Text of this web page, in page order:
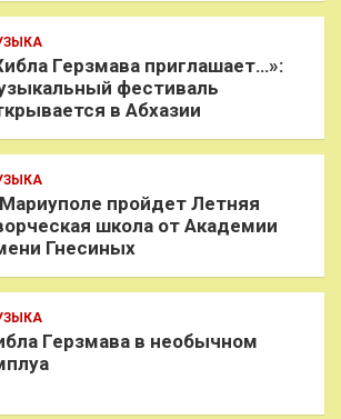
Герзмава приглашает…»:
фестиваль
в Абхазии
пройдет Летняя
школа от Академии
Гнесиных
Герзмава в необычном